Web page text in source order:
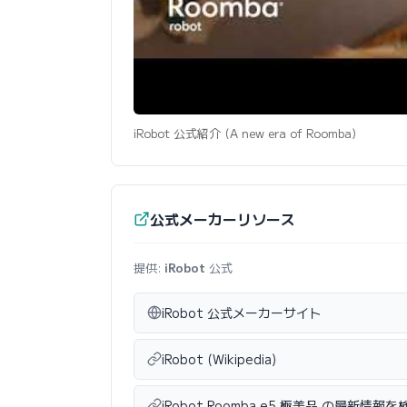
iRobot 公式紹介 (A new era of Roomba)
公式メーカーリソース
提供: iRobot 公式
iRobot 公式メーカーサイト
iRobot (Wikipedia)